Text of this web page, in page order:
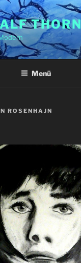
THORN
Menü
ROSENHAJN